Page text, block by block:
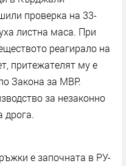
проверка на 33-
листна маса. При
реагирало на
притежателят му е
Закона за МВР.
за незаконно
дрога.
е започната в РУ-